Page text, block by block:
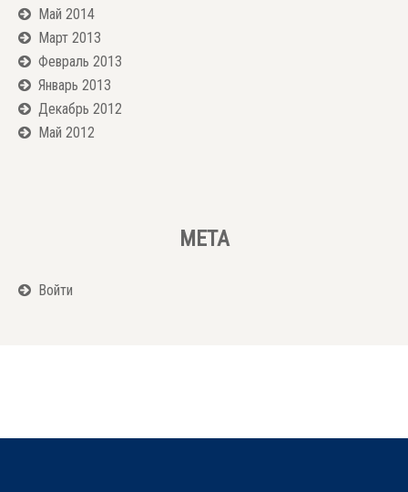
Май 2014
Март 2013
Февраль 2013
Январь 2013
Декабрь 2012
Май 2012
МЕТА
Войти